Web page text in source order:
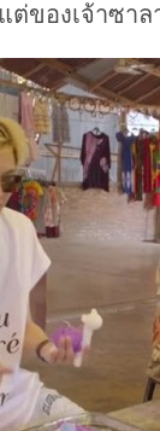
ของเจ้าซา